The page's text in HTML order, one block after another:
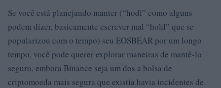
Se você está planejando manter (“hodl” como alguns
podem dizer, basicamente escrever mal “hold” que se
popularizou com o tempo) seu EOSBEAR por um longo
tempo, você pode querer explorar maneiras de mantê-lo
seguro, embora Binance seja um dos a bolsa de
criptomoeda mais segura que existia havia incidentes de